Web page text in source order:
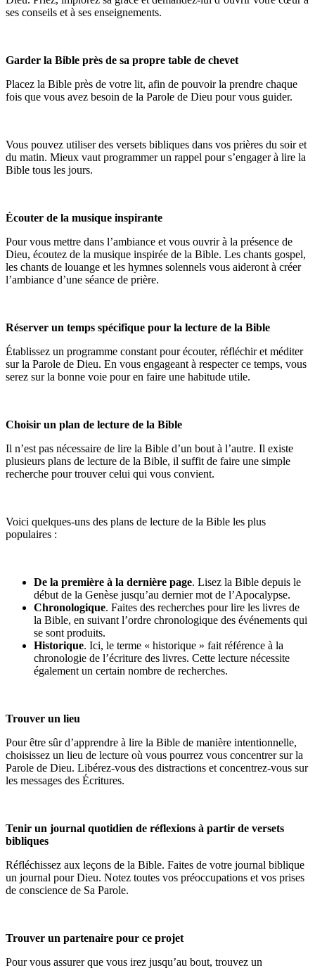
ses conseils et à ses enseignements.
Garder la Bible près de sa propre table de chevet
Placez la Bible près de votre lit, afin de pouvoir la prendre chaque
fois que vous avez besoin de la Parole de Dieu pour vous guider.
Vous pouvez utiliser des versets bibliques dans vos prières du soir et
du matin. Mieux vaut programmer un rappel pour s’engager à lire la
Bible tous les jours.
Écouter de la musique inspirante
Pour vous mettre dans l’ambiance et vous ouvrir à la présence de
Dieu, écoutez de la musique inspirée de la Bible. Les chants gospel,
les chants de louange et les hymnes solennels vous aideront à créer
l’ambiance d’une séance de prière.
Réserver un temps spécifique pour la lecture de la Bible
Établissez un programme constant pour écouter, réfléchir et méditer
sur la Parole de Dieu. En vous engageant à respecter ce temps, vous
serez sur la bonne voie pour en faire une habitude utile.
Choisir un plan de lecture de la Bible
Il n’est pas nécessaire de lire la Bible d’un bout à l’autre. Il existe
plusieurs plans de lecture de la Bible, il suffit de faire une simple
recherche pour trouver celui qui vous convient.
Voici quelques-uns des plans de lecture de la Bible les plus
populaires :
De la première à la dernière page. Lisez la Bible depuis le
début de la Genèse jusqu’au dernier mot de l’Apocalypse.
Chronologique. Faites des recherches pour lire les livres de
la Bible, en suivant l’ordre chronologique des événements qui
se sont produits.
Historique. Ici, le terme « historique » fait référence à la
chronologie de l’écriture des livres. Cette lecture nécessite
également un certain nombre de recherches.
Trouver un lieu
Pour être sûr d’apprendre à lire la Bible de manière intentionnelle,
choisissez un lieu de lecture où vous pourrez vous concentrer sur la
Parole de Dieu. Libérez-vous des distractions et concentrez-vous sur
les messages des Écritures.
Tenir un journal quotidien de réflexions à partir de versets
bibliques
Réfléchissez aux leçons de la Bible. Faites de votre journal biblique
un journal pour Dieu. Notez toutes vos préoccupations et vos prises
de conscience de Sa Parole.
Trouver un partenaire pour ce projet
Pour vous assurer que vous irez jusqu’au bout, trouvez un